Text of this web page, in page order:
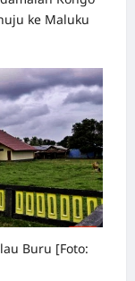
ke Maluku
Buru [Foto: